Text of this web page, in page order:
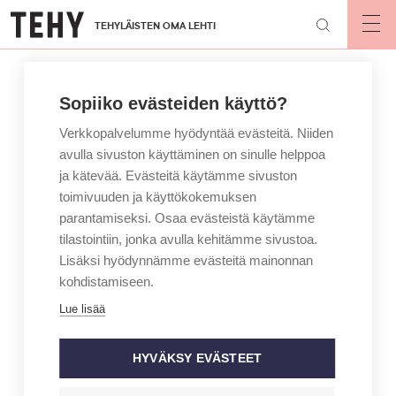
Hyppää
pääsisältöön
TEHYLÄISTEN OMA LEHTI
ARTIKKELIKATEGORIA
KOLUMNI KIRJOITTAJA
EMMI SUOMALAINEN
Sopiiko evästeiden käyttö?
Verkkopalvelumme hyödyntää evästeitä. Niiden
avulla sivuston käyttäminen on sinulle helppoa
ja kätevää. Evästeitä käytämme sivuston
toimivuuden ja käyttökokemuksen
parantamiseksi. Osaa evästeistä käytämme
tilastointiin, jonka avulla kehitämme sivustoa.
Lisäksi hyödynnämme evästeitä mainonnan
kohdistamiseen.
Lue lisää
HYVÄKSY EVÄSTEET